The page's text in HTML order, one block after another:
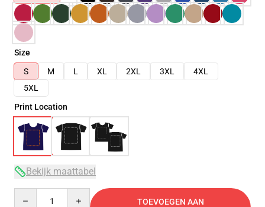
Size
S
M L XL 2XL 3XL
4XL
5XL
Print Location
Bekijk maattabel
TOEVOEGEN AAN